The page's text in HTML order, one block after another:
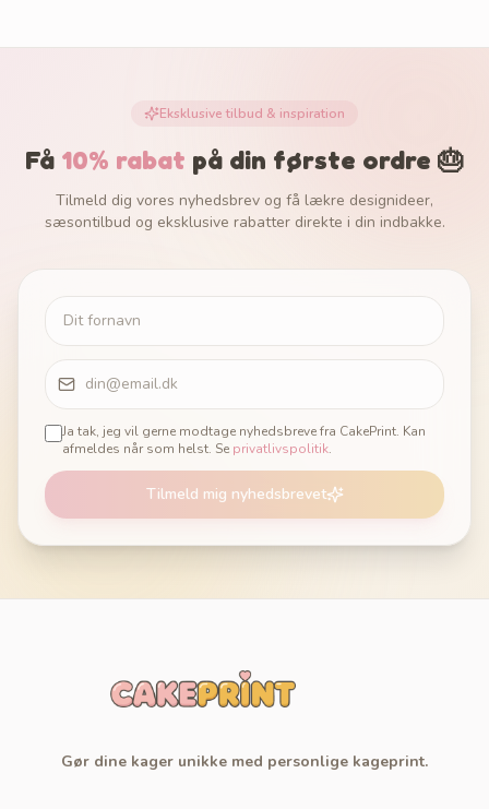
Eksklusive tilbud & inspiration
Få 10% rabat på din første ordre 🎂
Tilmeld dig vores nyhedsbrev og få lækre designideer,
sæsontilbud og eksklusive rabatter direkte i din indbakke.
Ja tak, jeg vil gerne modtage nyhedsbreve fra CakePrint. Kan
afmeldes når som helst. Se privatlivspolitik.
Tilmeld mig nyhedsbrevet
Gør dine kager unikke med personlige kageprint.